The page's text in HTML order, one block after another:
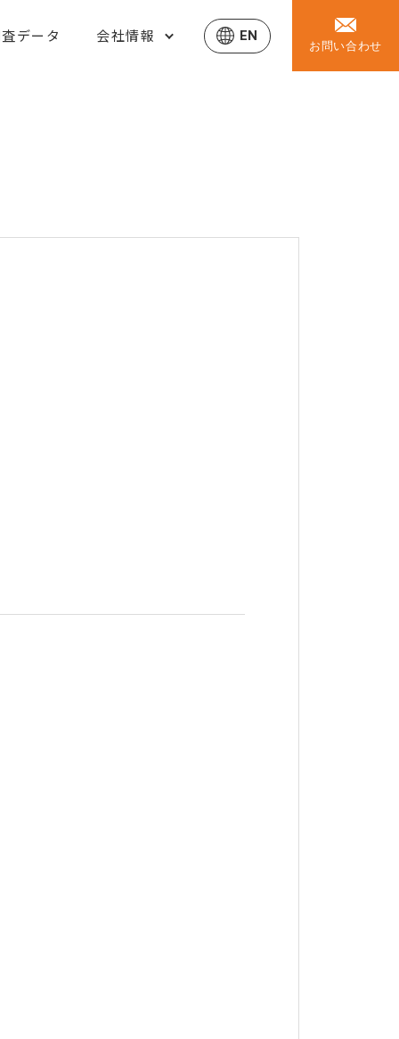
データ 会社情報 EN お問い合わせ